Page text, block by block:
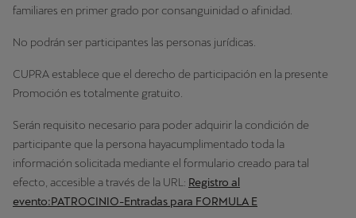
familiares en primer grado por consanguinidad o afinidad.
No podrán ser participantes las personas jurídicas.
CUPRA establece que el derecho de participación en la presente
Promoción es totalmente gratuito.
Serán requisito necesario para poder adquirir la condición de
participante que la persona hayacumplimentado toda la
información solicitada mediante el formulario creado para tal
efecto, accesible a través de la URL: Registro al
evento:PATROCINIO-Entradas para FORMULA E